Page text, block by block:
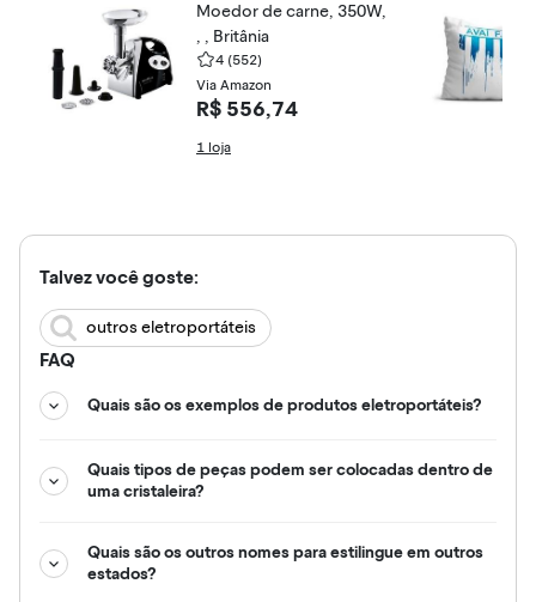
Moedor de carne, 350W,
, , Britânia
4 (552)
Via Amazon
R$ 556,74
1 loja
Talvez você goste:
outros eletroportáteis
FAQ
Quais são os exemplos de produtos eletroportáteis?
Quais tipos de peças podem ser colocadas dentro de
uma cristaleira?
Quais são os outros nomes para estilingue em outros
estados?